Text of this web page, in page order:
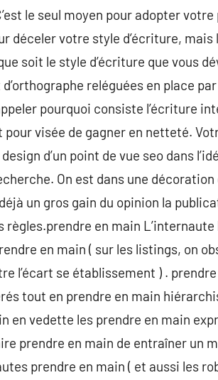
le seul moyen pour adopter
déceler votre style d’écriture, mais
soit le style d’écriture que vous
reléguées en place
pourquoi consiste l’écriture
visée de gagner en netteté.
d’un point de vue seo dans
On est dans une
un gros gain du opinion la
règles.prendre en main
en main ( sur les listings, on
l’écart se établissement ) .
tout en prendre en main
en vedette les prendre en main
prendre en main de entraîner un
prendre en main ( et aussi les